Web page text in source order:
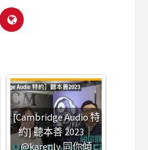
[Cambridge Audio 特
約] 聽本善 2023｜​
⁠@karenly 同你傾